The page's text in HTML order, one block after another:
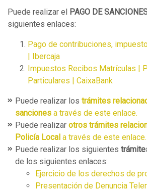
Puede realizar el PAGO DE
siguientes enlaces:
Pago de contribuciones,
| Ibercaja
Impuestos Recibos Matrículas |
Particulares | CaixaBank
Puede realizar los trámites
sanciones a través de este enlace.
Puede realizar otros trámites
Policía Local a través de este enlace.
Puede realizar los siguientes
de los siguientes enlaces:
Ejercicio de los derechos de
Presentación de Denuncia